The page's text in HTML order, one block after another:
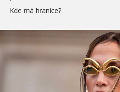
Kde má hranice?